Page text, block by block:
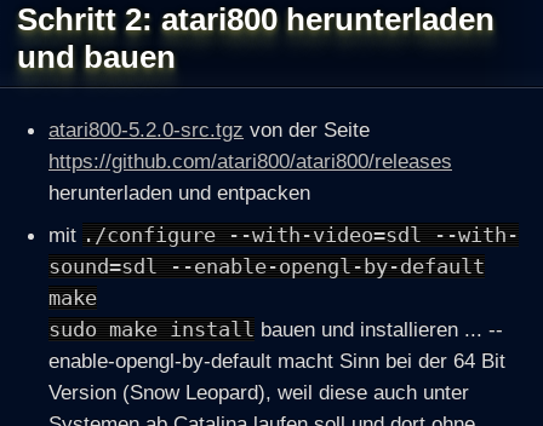
Schritt 2: atari800 herunterladen
und bauen
atari800-5.2.0-src.tgz von der Seite
https://github.com/atari800/atari800/releases
herunterladen und entpacken
mit ./configure --with-video=sdl --with-
sound=sdl --enable-opengl-by-default
make
sudo make install bauen und installieren ... --
enable-opengl-by-default macht Sinn bei der 64 Bit
Version (Snow Leopard), weil diese auch unter